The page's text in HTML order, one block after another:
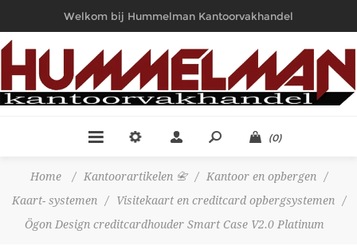
Welkom bij Hummelman Kantoorvakhandel
(0)
Home / Kantoorartikelen 📇 / Kantoor en opbergen
/
Kaart- systemen
/ Visitekaart en creditcard opbergsystemen
/
Ögon Design creditcardhouder Smart Case V2.0 Platinum